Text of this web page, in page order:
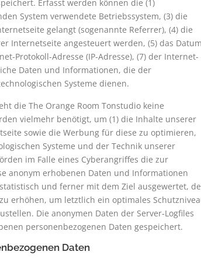
Erfasst werden können die (1)
System verwendete Betriebssystem, (3) die
gelangt (sogenannte Referrer), (4) die
Internetseite angesteuert werden, (5) das Datum
Protokoll-Adresse (IP-Adresse), (7) der Internet-
Daten und Informationen, die der
Systeme dienen.
die The Orange Room Tonstudio keine
vielmehr benötigt, um (1) die Inhalte unserer
sowie die Werbung für diese zu optimieren,
Systeme und der Technik unserer
im Falle eines Cyberangriffes die zur
anonym erhobenen Daten und Informationen
und ferner mit dem Ziel ausgewertet,
erhöhen, um letztlich ein optimales
Die anonymen Daten der Server-Logfiles
personenbezogenen Daten gespeichert.
Daten